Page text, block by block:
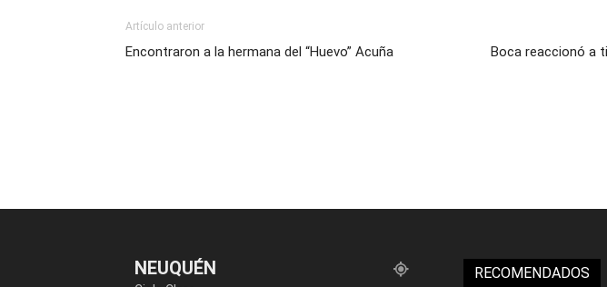
Artículo anterior
Encontraron a la hermana del “Huevo” Acuña
Boca reaccionó a
NEUQUÉN RECOMENDADOS